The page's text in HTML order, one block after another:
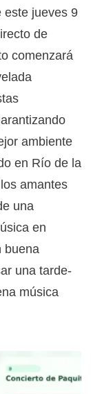
este jueves 9
de
comenzará
ambiente
en Río de la
amantes
una
en
buena
una tarde-
música